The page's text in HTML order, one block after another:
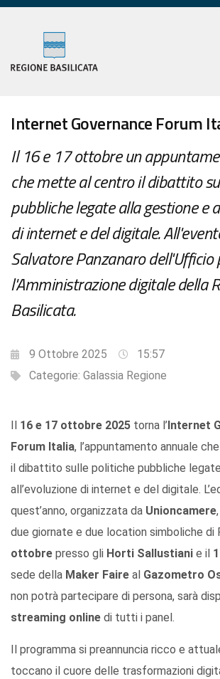
Internet Governance Forum
Il 16 e 17 ottobre un
che mette al centro il dibattito
pubbliche legate alla gestione e
di internet e del digitale.
Salvatore Panzanaro dell'Ufficio
l'Amministrazione digitale della
Basilicata.
9 Ottobre 2025
15:57
Categorie: Galassia Regione
16 e 17 ottobre 2025 torna l’ Internet
Forum Italia, l’appuntamento annuale
il dibattito sulle politiche pubbliche
all’evoluzione di internet e del digitale.
quest’anno, organizzata da Unioncamere
due giornate e due location simboliche di
ottobre presso gli Horti Sallustiani e il
sede della Maker Faire al Gazometro
non potrà partecipare di persona, sarà
streaming online di tutti i panel.
Il programma si preannuncia ricco e
toccano il cuore delle trasformazioni